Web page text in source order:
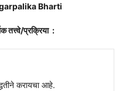
Bharti
तत्त्वे/प्रक्रिया :
करायचा आहे.